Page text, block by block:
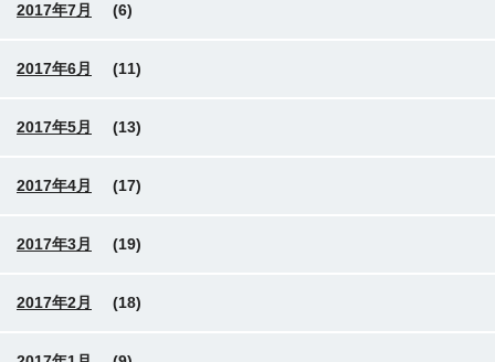
2017年7月 (6)
2017年6月 (11)
2017年5月 (13)
2017年4月 (17)
2017年3月 (19)
2017年2月 (18)